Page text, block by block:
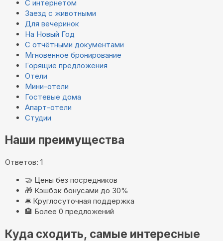
С интернетом
Заезд с животными
Для вечеринок
На Новый Год
С отчётными документами
Мгновенное бронирование
Горящие предложения
Отели
Мини-отели
Гостевые дома
Апарт-отели
Студии
Наши преимущества
Ответов: 1
🤝 Цены без посредников
🎁 Кэшбэк бонусами до 30%
🛎️ Круглосуточная поддержка
🏨 Более 0 предложений
Куда сходить, самые интересные